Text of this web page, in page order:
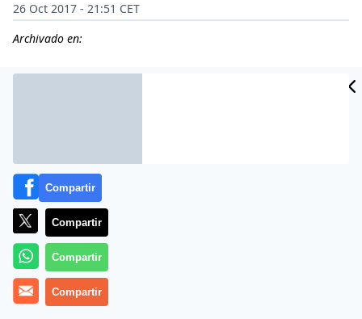
26 Oct 2017 - 21:51 CET
Archivado en:
Bestial, inhumano, lamentable. Unas imágenes que
Compartir
Compartir
Compartir
Compartir